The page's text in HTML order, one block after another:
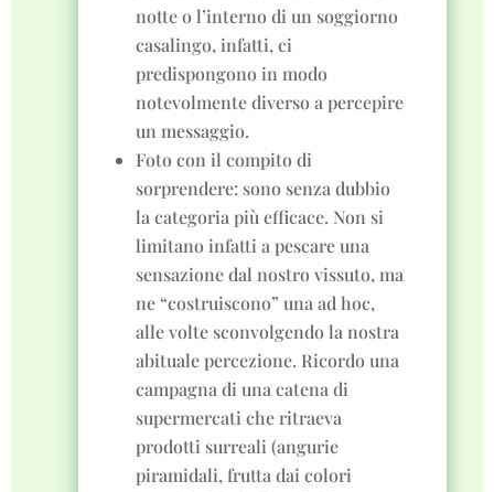
notte o l’interno di un soggiorno
casalingo, infatti, ci
predispongono in modo
notevolmente diverso a percepire
un messaggio.
Foto con il compito di
sorprendere: sono senza dubbio
la categoria più efficace. Non si
limitano infatti a pescare una
sensazione dal nostro vissuto, ma
ne “costruiscono” una ad hoc,
alle volte sconvolgendo la nostra
abituale percezione. Ricordo una
campagna di una catena di
supermercati che ritraeva
prodotti surreali (angurie
piramidali, frutta dai colori